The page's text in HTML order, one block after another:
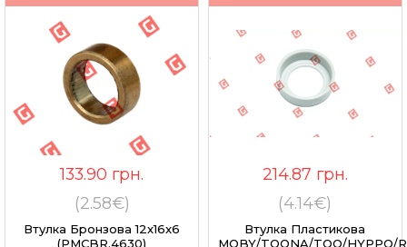
133.90 грн.
(2.58€)
Втулка Бронзова 12x16x6
(PMCBR.4630)
214.87 грн.
(4.14€)
Втулка Пластикова
MOBY/TOONA/TOO/HYPPO/